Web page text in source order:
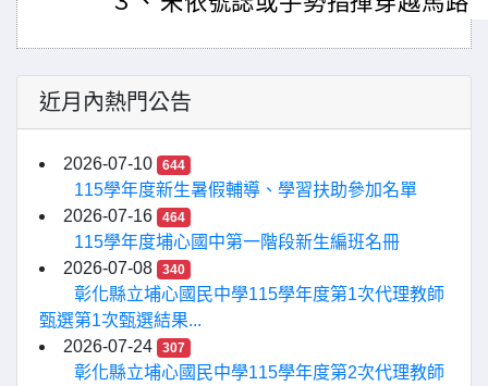
近月內熱門公告
2026-07-10 644
115學年度新生暑假輔導、學習扶助參加名單
2026-07-16
464
115學年度埔心國中第一階段新生編班名冊
2026-07-08
340
彰化縣立埔心國民中學115學年度第1次代理教師
甄選第1次甄選結果...
2026-07-24
307
彰化縣立埔心國民中學115學年度第2次代理教師